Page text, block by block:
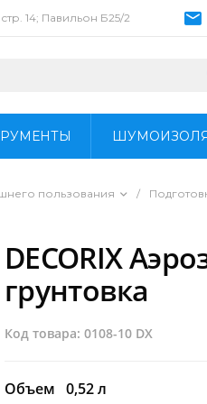
14; Павильон Б25/2
пользования /
DECORIX
грунтовка
Код товара: 0108-10 DX
Объем 0,52 л